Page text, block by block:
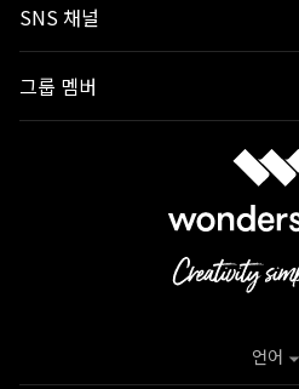
SNS 채널
그룹 멤버
언어